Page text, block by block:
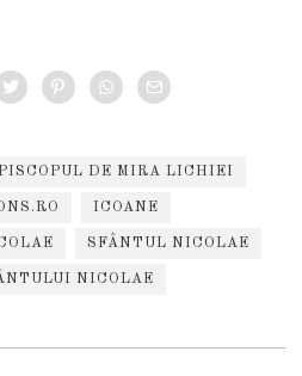
DE MIRA LICHIEI
ICOANE
SFÂNTUL NICOLAE
NICOLAE